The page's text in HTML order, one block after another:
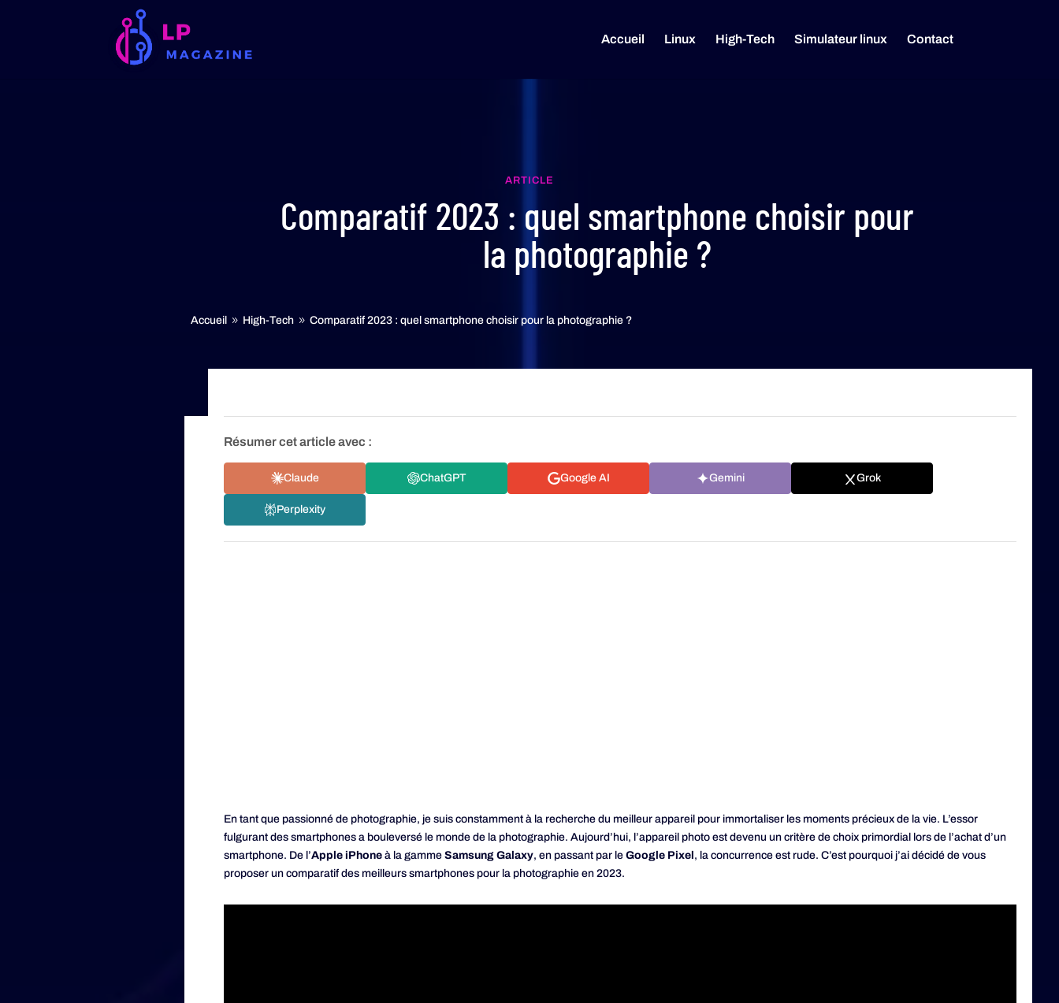
Accueil Linux High-Tech Simulateur linux Contact
ARTICLE
Comparatif 2023 : quel smartphone choisir pour
la photographie ?
Accueil 9 High-Tech 9 Comparatif 2023 : quel smartphone choisir pour la photographie ?
Résumer cet article avec :
Claude ChatGPT Google AI Gemini Grok
Perplexity
En tant que passionné de photographie, je suis constamment à la recherche du meilleur appareil pour immortaliser les moments précieux de la vie. L’essor
fulgurant des smartphones a bouleversé le monde de la photographie. Aujourd’hui, l’appareil photo est devenu un critère de choix primordial lors de l’achat d’un
smartphone. De l’Apple iPhone à la gammeSamsung Galaxy, en passant par leGoogle Pixel, la concurrence est rude. C’est pourquoi j’ai décidé de vous
proposer un comparatif des meilleurs smartphones pour la photographie en 2023.